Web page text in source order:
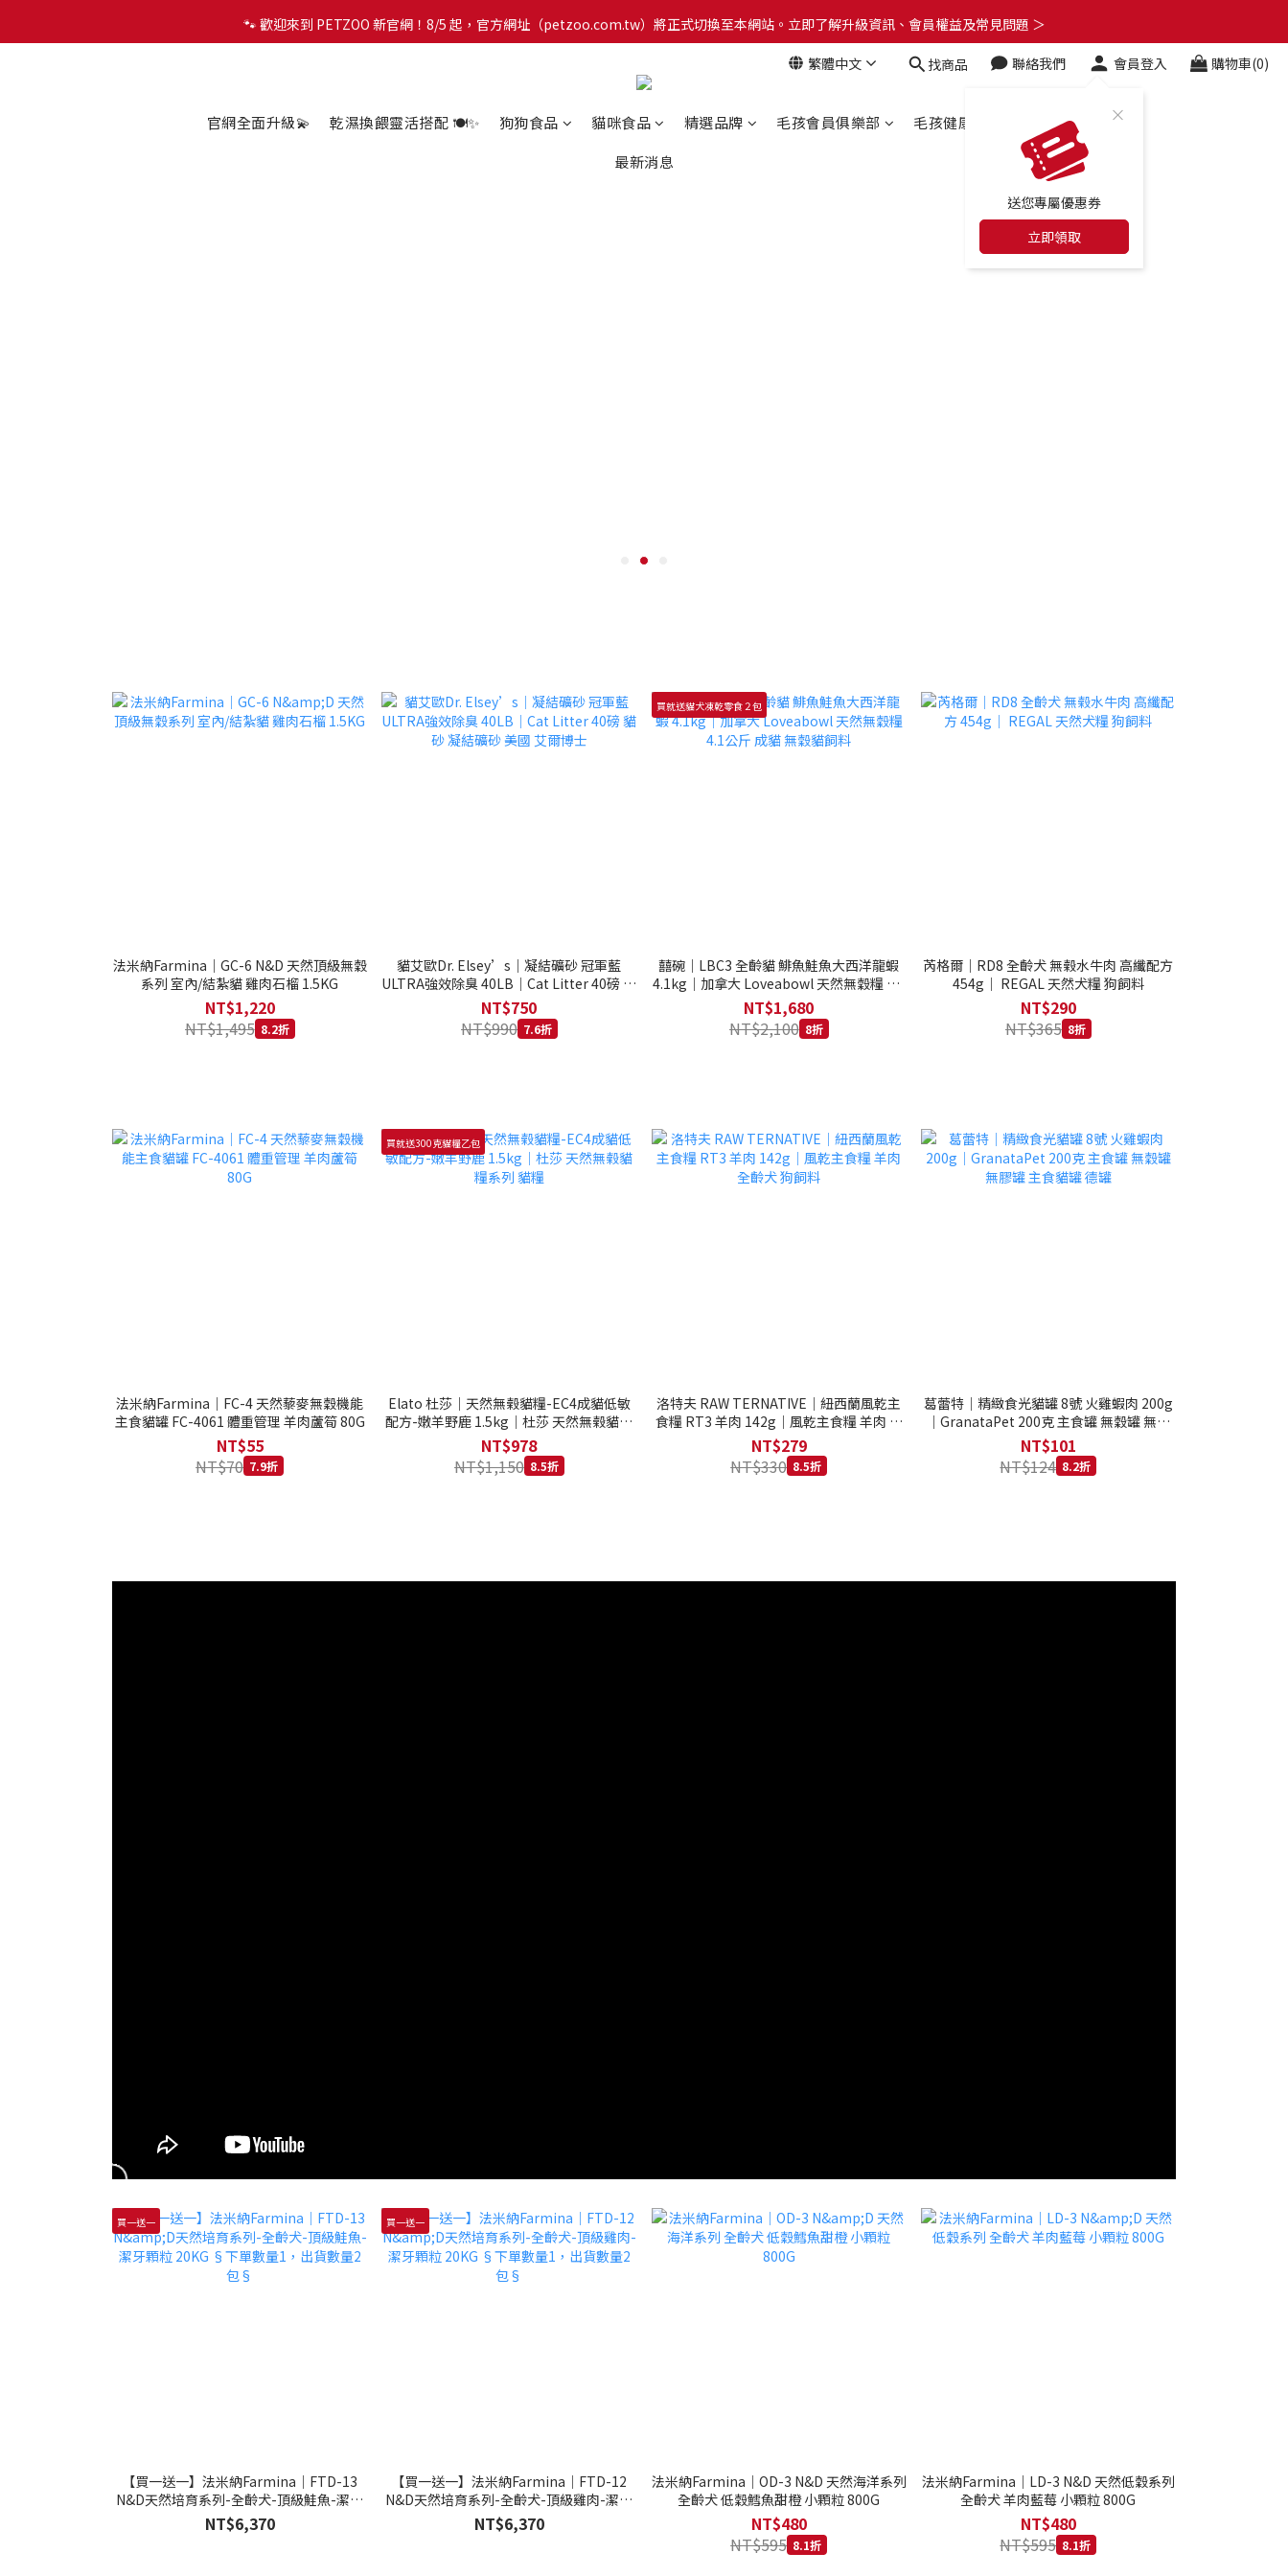
🐾 歡迎來到 PETZOO 新官網！8/5 起，官方網址（petzoo.com.tw）將正式切換至本網站。立即了解升級資訊、會員權益及常見問題 ＞
🐾 歡迎來到 PETZOO 新官網！8/5 起，官方網址（petzoo.com.tw）將正式切換至本網站。立即了解升級資訊、會員權益及常見問題 ＞
✨【新朋友見面禮】現在註冊即領 $100 購物金！全館滿 $1,500 享免運優惠 🎁
繁體中文 找商品 聯絡我們 會員登入
送您專屬優惠券
立即領取
購物車(0)
官網全面升級💫 乾濕換餵靈活搭配 🍽️✨ 狗狗食品 貓咪食品 精選品牌 毛孩會員俱樂部 毛孩健康百科
合作店家
最新消息
法米納Farmina｜GC-6 N&D 天然頂級無穀
系列 室內/結紮貓 雞肉石榴 1.5KG
NT$1,220
NT$1,495 8.2折
貓艾歐Dr. Elsey’s｜凝結礦砂 冠軍藍
ULTRA強效除臭 40LB｜Cat Litter 40磅 貓
砂 凝結礦砂 美國 艾爾博士
NT$750
NT$990 7.6折
買就送貓犬凍乾零食２包
囍碗｜LBC3 全齡貓 鯡魚鮭魚大西洋龍蝦
4.1kg｜加拿大 Loveabowl 天然無穀糧 4.1
公斤 成貓 無穀貓飼料
NT$1,680
NT$2,100 8折
芮格爾｜RD8 全齡犬 無榖水牛肉 高纖配方
454g｜ REGAL 天然犬糧 狗飼料
NT$290
NT$365 8折
法米納Farmina｜FC-4 天然藜麥無穀機能
主食貓罐 FC-4061 體重管理 羊肉蘆筍 80G
NT$55
NT$70 7.9折
買就送300克貓糧乙包
Elato 杜莎｜天然無榖貓糧-EC4成貓低敏
配方-嫩羊野鹿 1.5kg｜杜莎 天然無榖貓糧
系列 貓糧
NT$978
NT$1,150 8.5折
洛特夫 RAW TERNATIVE｜紐西蘭風乾主
食糧 RT3 羊肉 142g｜風乾主食糧 羊肉 全
齡犬 狗飼料
NT$279
NT$330 8.5折
葛蕾特｜精緻食光貓罐 8號 火雞蝦肉 200g
｜GranataPet 200克 主食罐 無穀罐 無膠
罐 主食貓罐 德罐
NT$101
NT$124 8.2折
買一送一
【買一送一】法米納Farmina｜FTD-13
N&D天然培育系列-全齡犬-頂級鮭魚-潔牙
顆粒 20KG §下單數量1，出貨數量2包§
NT$6,370
買一送一
【買一送一】法米納Farmina｜FTD-12
N&D天然培育系列-全齡犬-頂級雞肉-潔牙
顆粒 20KG §下單數量1，出貨數量2包§
NT$6,370
法米納Farmina｜OD-3 N&D 天然海洋系列
全齡犬 低穀鱈魚甜橙 小顆粒 800G
NT$480
NT$595 8.1折
法米納Farmina｜LD-3 N&D 天然低穀系列
全齡犬 羊肉藍莓 小顆粒 800G
NT$480
NT$595 8.1折